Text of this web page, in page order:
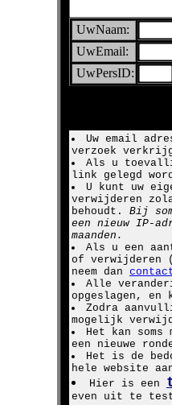
UwNaam:
UwEmail:
UwPersID:
Uw email
verzoek
Als u
link gelegd
U kunt uw
verwijderen
behoudt. Bij
een nieuw IP-
maanden.
Als u een
of verwijderen
neem dan
Alle
opgeslagen, en
Zodra
mogelijk
Het kan soms
een nieuwe
Het is de
hele website
Hier is een
even uit te